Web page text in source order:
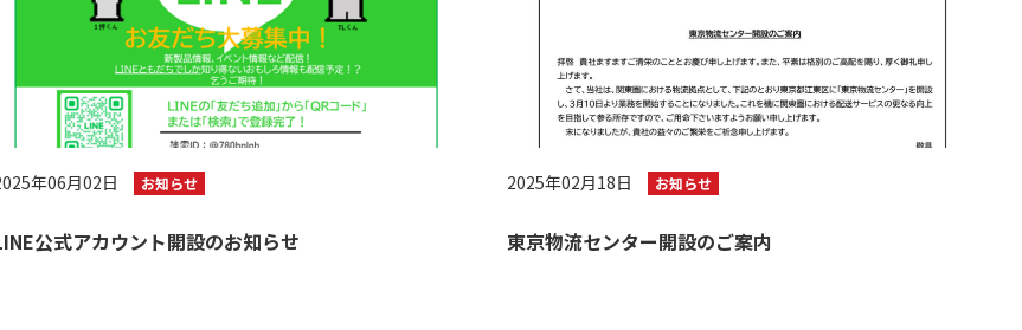
年06月02日 お知らせ
公式アカウント開設のお知らせ
2025年02月18日 お知らせ
東京物流センター開設のご案内